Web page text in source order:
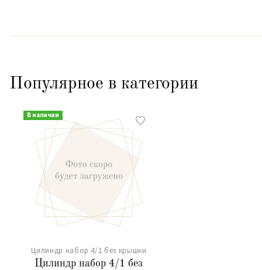
Популярное в категории
В наличии
Цилиндр набор 4/1 без крышки
Цилиндр набор 4/1 без